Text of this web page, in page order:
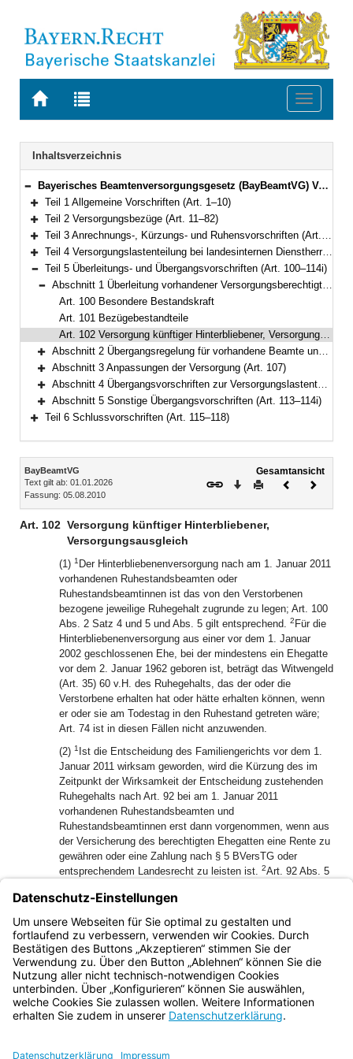
Zur
BAYERN.RECHT
Zur
letzten
Suche
Toggle
Navigation
Inhaltsverzeichnis
Bereich reduzieren
Bayerisches Beamtenversorgungsgesetz (BayBeamtVG) Vom 5. August 2010 (GVBl. S. 410, 528, 764) BayRS 2033-1-1-F (Art. 1–118)
Bereich erweitern
Teil 1 Allgemeine Vorschriften (Art. 1–10)
Bereich erweitern
Teil 2 Versorgungsbezüge (Art. 11–82)
Bereich erweitern
Teil 3 Anrechnungs-, Kürzungs- und Ruhensvorschriften (Art. 83–93)
Bereich erweitern
Teil 4 Versorgungslastenteilung bei landesinternen Dienstherrenwechseln (Art. 94–99a)
Bereich reduzieren
Teil 5 Überleitungs- und Übergangsvorschriften (Art. 100–114i)
Bereich reduzieren
Abschnitt 1 Überleitung vorhandener Versorgungsberechtigter (Art. 100–102)
Art. 100 Besondere Bestandskraft
Art. 101 Bezügebestandteile
Art. 102 Versorgung künftiger Hinterbliebener, Versorgungsausgleich
Bereich erweitern
Abschnitt 2 Übergangsregelung für vorhandene Beamte und Beamtinnen (Art. 103–106)
Bereich erweitern
Abschnitt 3 Anpassungen der Versorgung (Art. 107)
Bereich erweitern
Abschnitt 4 Übergangsvorschriften zur Versorgungslastenteilung (Art. 108–112)
Bereich erweitern
Abschnitt 5 Sonstige Übergangsvorschriften (Art. 113–114i)
Teil 6 Schlussvorschriften (Art. 115–118)
Inhalt
BayBeamtVG
Text gilt ab: 01.01.2026
Fassung: 05.08.2010
Gesamtansicht
Download
DruckenVorheriges
Art. 102 Versorgung künftiger Hinterbliebener,
Versorgungsausgleich
(1) 1 Der Hinterbliebenenversorgung nach am 1. Januar 2011
vorhandenen Ruhestandsbeamten oder
Ruhestandsbeamtinnen ist das von den Verstorbenen
bezogene jeweilige Ruhegehalt zugrunde zu legen; Art. 100
Abs. 2 Satz 4 und 5 und Abs. 5 gilt entsprechend. 2 Für die
Hinterbliebenenversorgung aus einer vor dem 1. Januar
2002 geschlossenen Ehe, bei der mindestens ein Ehegatte
vor dem 2. Januar 1962 geboren ist, beträgt das Witwengeld
(Art. 35) 60 v.H. des Ruhegehalts, das der oder die
Verstorbene erhalten hat oder hätte erhalten können, wenn
er oder sie am Todestag in den Ruhestand getreten wäre;
Art. 74 ist in diesen Fällen nicht anzuwenden.
(2) 1 Ist die Entscheidung des Familiengerichts vor dem 1.
Januar 2011 wirksam geworden, wird die Kürzung des im
Zeitpunkt der Wirksamkeit der Entscheidung zustehenden
Ruhegehalts nach Art. 92 bei am 1. Januar 2011
vorhandenen Ruhestandsbeamten und
Ruhestandsbeamtinnen erst dann vorgenommen, wenn aus
der Versicherung des berechtigten Ehegatten eine Rente zu
gewähren oder eine Zahlung nach § 5 BVersTG oder
entsprechendem Landesrecht zu leisten ist. 2Art. 92 Abs. 5
(3) Art. 100 Abs. 3 Satz 1 und 2 gilt entsprechend im Fall
des Art. 44 Abs. 5 Satz 1, soweit der frühere Anspruch vor
dem 1. Januar 2011 entfallen ist.
Bayern.de
BayernPortal
Impressum